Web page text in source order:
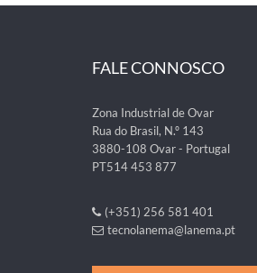
FALE CONNOSCO
Zona Industrial de Ovar
Rua do Brasil, N.º 143
3880-108 Ovar - Portugal
PT514 453 877
(+351) 256 581 401
tecnolanema@lanema.pt